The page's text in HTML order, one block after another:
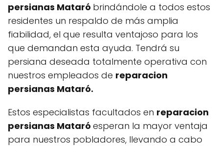
persianas Mataró brindándole a todos estos
residentes un respaldo de más amplia
fiabilidad, el que resulta ventajoso para los
que demandan esta ayuda. Tendrá su
persiana deseada totalmente operativa con
nuestros empleados de reparacion
persianas Mataró.
Estos especialistas facultados en reparacion
persianas Mataró esperan la mayor ventaja
para nuestros pobladores, llevando a cabo